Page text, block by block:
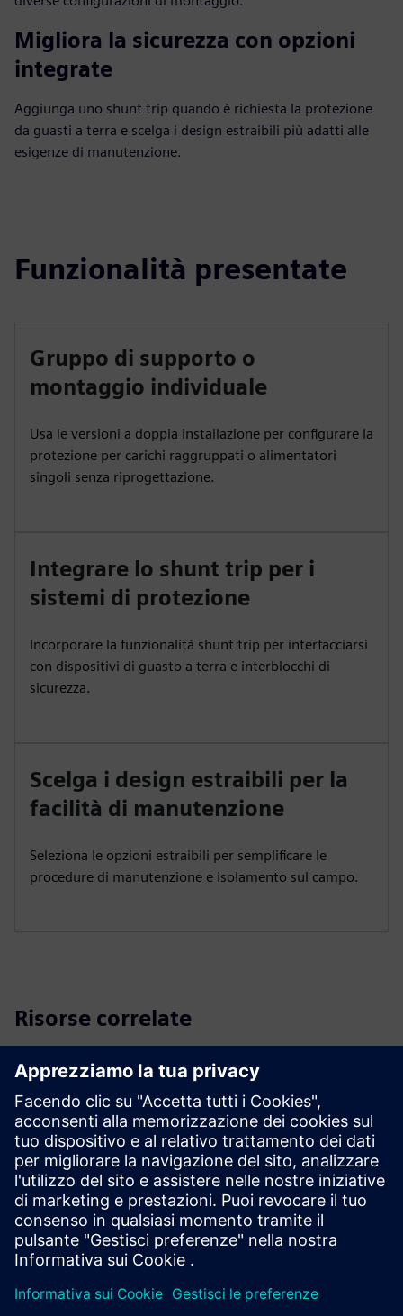
Migliora la sicurezza con opzioni
integrate
Aggiunga uno shunt trip quando è richiesta la protezione
da guasti a terra e scelga i design estraibili più adatti alle
esigenze di manutenzione.
Funzionalità presentate
Gruppo di supporto o
montaggio individuale
Usa le versioni a doppia installazione per configurare la
protezione per carichi raggruppati o alimentatori
singoli senza riprogettazione.
Integrare lo shunt trip per i
sistemi di protezione
Incorporare la funzionalità shunt trip per interfacciarsi
con dispositivi di guasto a terra e interblocchi di
sicurezza.
Scelga i design estraibili per la
facilità di manutenzione
Seleziona le opzioni estraibili per semplificare le
procedure di manutenzione e isolamento sul campo.
Risorse correlate
Catalogo Industrial Controls
Catalogo SPEEDFAX
Download
Guida al prodotto | Interruttore a vuoto 400-600A serie A
Guida alla selezione e all'applicazione | Interruttore di tipo
Vacu-Break